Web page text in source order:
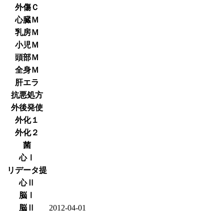
外傷Ｃ
心臓Ｍ
乳房Ｍ
小児Ｍ
頭部Ｍ
全身Ｍ
肝エラ
抗悪処方
外後発使
外化１
外化２
菌
心Ⅰ
リデータ提
心Ⅱ
脳Ⅰ
脳Ⅱ
2012-04-01